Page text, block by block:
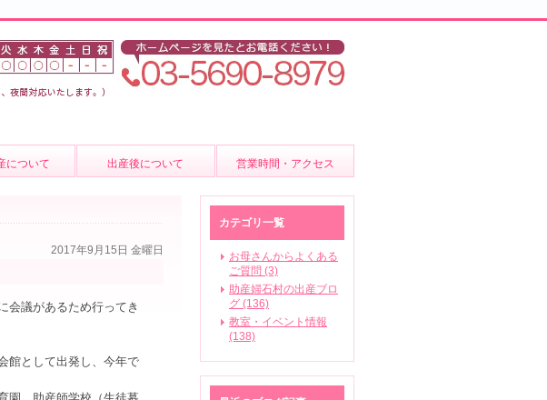
について 出産後について
卒乳について
営業時間・アクセス
2017年9月15日 金曜日
会議があるため行ってき
館として出発し、今年で
カテゴリ一覧
お母さんからよくある
ご質問 (3)
助産婦石村の出産ブロ
グ (136)
教室・イベント情報
(138)